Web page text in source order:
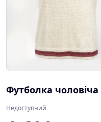
Футболка
Недоступний